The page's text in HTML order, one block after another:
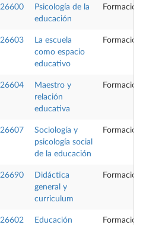
26600
Psicología de la
educación
Formación
26603
La escuela
como espacio
educativo
Formación
26604
Maestro y
relación
educativa
Formación
26607
Sociología y
psicología social
de la educación
Formación
26690
Didáctica
general y
curriculum
Formación
26602
Educación
Formación